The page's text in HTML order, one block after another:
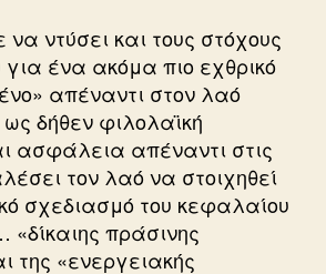
ντύσει και τους στόχους
ένα ακόμα πιο εχθρικό
απέναντι στον λαό
δήθεν φιλολαϊκή
ασφάλεια απέναντι στις
τον λαό να στοιχηθεί
σχεδιασμό του κεφαλαίου
πράσινης
της «ενεργειακής